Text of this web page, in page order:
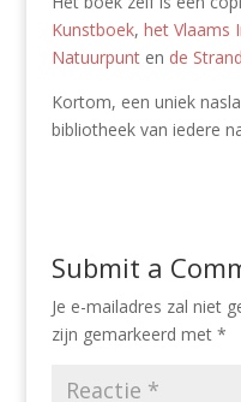
Kunstboek, het Vlaams
Natuurpunten de
Kortom, een uniek
bibliotheek van iedere
Submit a
Je e-mailadres zal niet
zijn gemarkeerd met *